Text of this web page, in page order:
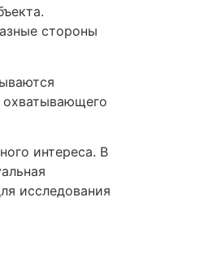
стороны
охватывающего
интереса. В
исследования